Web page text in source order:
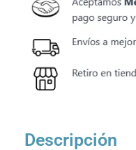
Descripción